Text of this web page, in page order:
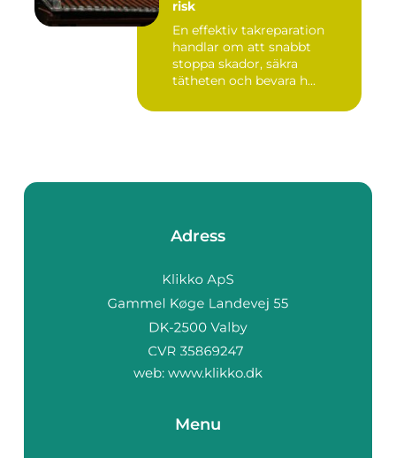
risk
En effektiv takreparation
handlar om att snabbt
stoppa skador, säkra
tätheten och bevara h...
Adress
web: www.klikko.dk
Menu